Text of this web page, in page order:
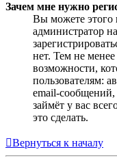
Зачем мне нужно
Вы можете этого
администратор
нет. Тем не
возможности,
пользователям:
email-сообщений,
займёт у вас
это сделать.
Вернуться к началу